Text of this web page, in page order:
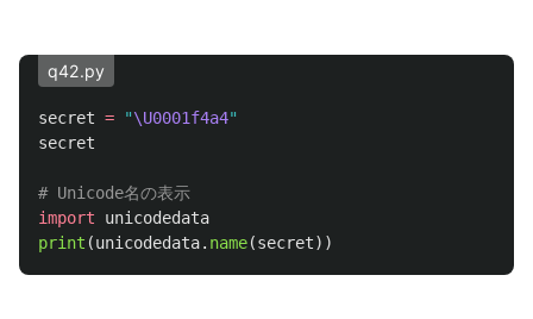
q42.py
secret = "\U0001f4a4"
secret
import
unicodedata
print (unicodedata. name(secret))